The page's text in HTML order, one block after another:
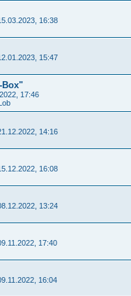
16:38
15:47
Box"
17:46
14:16
16:08
13:24
17:40
16:04